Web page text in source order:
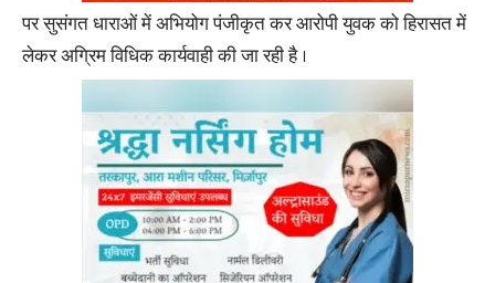
पर सुसंगत धाराओं में अभियोग पंजीकृत कर आरोपी युवक को हिरासत में
लेकर अग्रिम विधिक कार्यवाही की जा रही है ।